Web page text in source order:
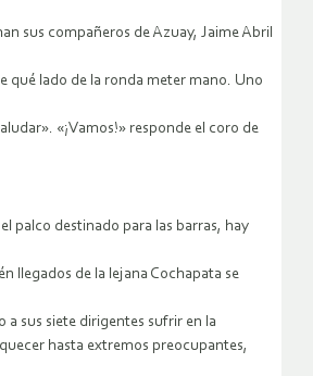
sus compañeros de Azuay, Jaime Abril
qué lado de la ronda meter mano. Uno
«¡Vamos!» responde el coro de
palco destinado para las barras, hay
llegados de la lejana Cochapata se
a sus siete dirigentes sufrir en la
hasta extremos preocupantes,